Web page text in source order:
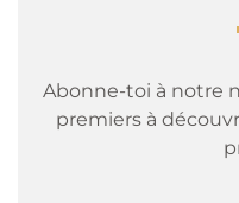
Abonne-toi à notre
premiers à